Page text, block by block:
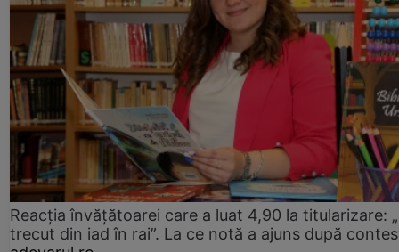
Reacția învățătoarei care a luat 4,90 la titularizare:
trecut din iad în rai”. La ce notă a ajuns după